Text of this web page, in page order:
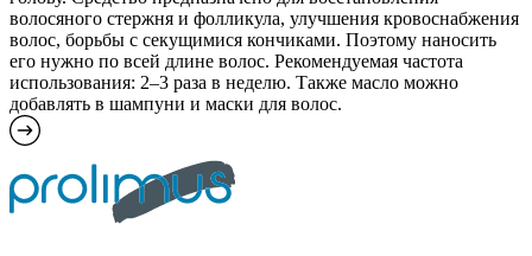
волосяного стержня и фолликула, улучшения кровоснабжения
волос, борьбы с секущимися кончиками. Поэтому наносить
его нужно по всей длине волос. Рекомендуемая частота
использования: 2–3 раза в неделю. Также масло можно
добавлять в шампуни и маски для волос.